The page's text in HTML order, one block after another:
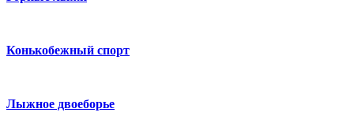
Конькобежный спорт
Лыжное двоеборье